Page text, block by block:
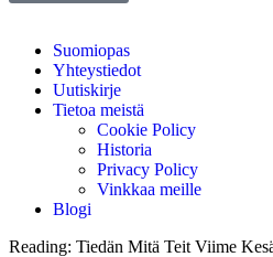
Suomiopas
Yhteystiedot
Uutiskirje
Tietoa meistä
Cookie Policy
Historia
Privacy Policy
Vinkkaa meille
Blogi
Reading: Tiedän Mitä Teit Viime